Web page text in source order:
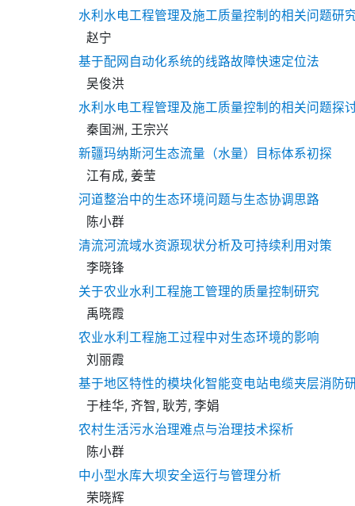
水利水电工程管理及施工质量控制的相关问题研
赵宁
基于配网自动化系统的线路故障快速定位法
吴俊洪
水利水电工程管理及施工质量控制的相关问题探
秦国洲, 王宗兴
新疆玛纳斯河生态流量（水量）目标体系初探
江有成, 姜莹
河道整治中的生态环境问题与生态协调思路
陈小群
清流河流域水资源现状分析及可持续利用对策
李晓锋
关于农业水利工程施工管理的质量控制研究
禹晓霞
农业水利工程施工过程中对生态环境的影响
刘丽霞
基于地区特性的模块化智能变电站电缆夹层消防
于桂华, 齐智, 耿芳, 李娟
农村生活污水治理难点与治理技术探析
陈小群
中小型水库大坝安全运行与管理分析
荣晓辉